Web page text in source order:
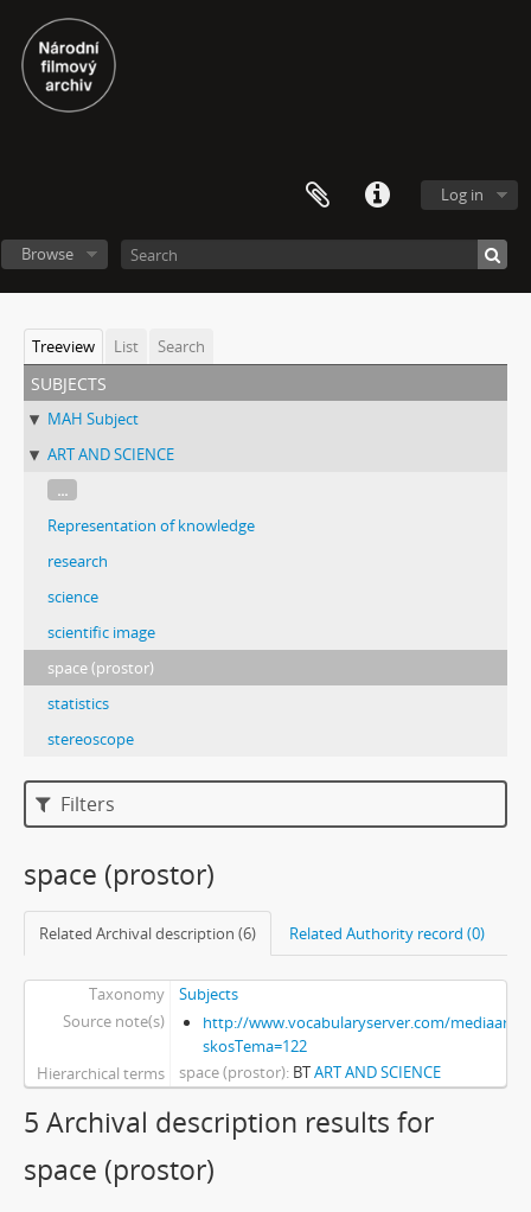
Log in
Browse
Treeview List Search
subjects
MAH Subject
ART AND SCIENCE
...
Representation of knowledge
research
science
scientific image
space (prostor)
statistics
stereoscope
Filters
space (prostor)
Related Archival description (6) Related Authority record (0)
Taxonomy
Subjects
Source note(s)
http://www.vocabularyserver.com/mediaart/
skosTema=122
Hierarchical terms
space (prostor) BTART AND SCIENCE
5 Archival description results for
space (prostor)